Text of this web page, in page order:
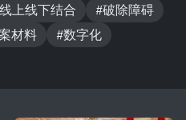
上线下结合
#破除障碍
材料 #数字化